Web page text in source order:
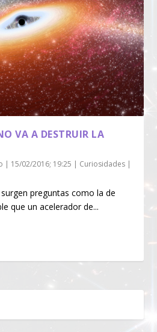
VA A DESTRUIR LA
| 15/02/2016; 19:25 | Curiosidades |
preguntas como la de
que un acelerador de...